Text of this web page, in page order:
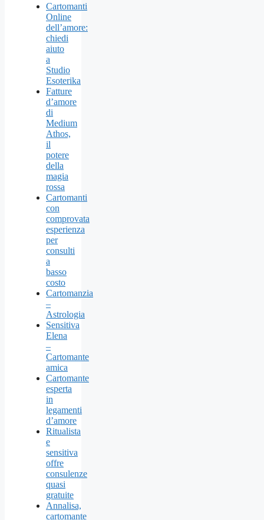
Cartomanti
Online
dell’amore:
chiedi
aiuto
a
Studio
Esoterika
Fatture
d’amore
di
Medium
Athos,
il
potere
della
magia
rossa
Cartomanti
con
comprovata
esperienza
per
consulti
a
basso
costo
Cartomanzia
–
Astrologia
Sensitiva
Elena
–
Cartomante
amica
Cartomante
esperta
in
legamenti
d’amore
Ritualista
e
sensitiva
offre
consulenze
quasi
gratuite
Annalisa,
cartomante